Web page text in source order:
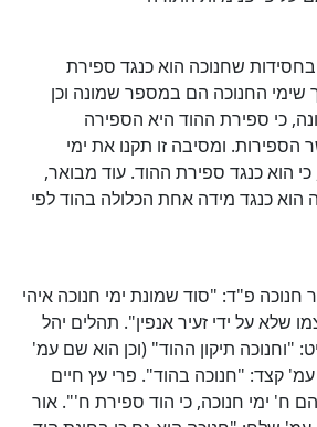
שחנוכה הוא כנגד ספירת
שימי החנוכה הם במספר שמונה וכן
כי ספירת ההוד היא הספירה
ומסיבה זו תקנו את ימי
הוא כנגד ספירת ההוד. עוד מבואר,
הוא כנגד מידה אחת הכלולה בהוד לפי
פ"ד: "סוד שמונת ימי חנוכה איהי
שלא על ידי זעיר אנפין". תהלים יהל
"וחנוכה תיקון ההוד" (וכן הוא שם עמ'
קצד: "חנוכה בהוד". פרי עץ חיים
ח' ימי חנוכה, כי הוד ספירת ח'". אור